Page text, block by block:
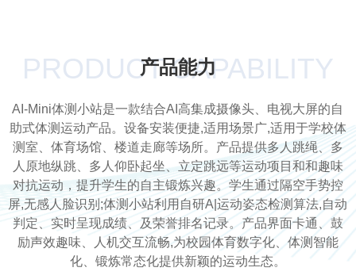
产品能力
PRODUCT CAPABILITY
AI-Mini体测小站是一款结合AI高集成摄像头、电视大屏的自
助式体测运动产品。设备安装便捷,适用场景广,适用于学校体
测室、体育场馆、楼道走廊等场所。产品提供多人跳绳、多
人原地纵跳、多人仰卧起坐、立定跳远等运动项目和和趣味
对抗运动，提升学生的自主锻炼兴趣。学生通过隔空手势控
屏,无感人脸识别;体测小站利用自研A|运动姿态检测算法,自动
判定、实时呈现成绩、及荣誉排名记录。产品界面卡通、鼓
励声效趣味、人机交互流畅,为校园体育数字化、体测智能
化、锻炼常态化提供新颖的运动生态。